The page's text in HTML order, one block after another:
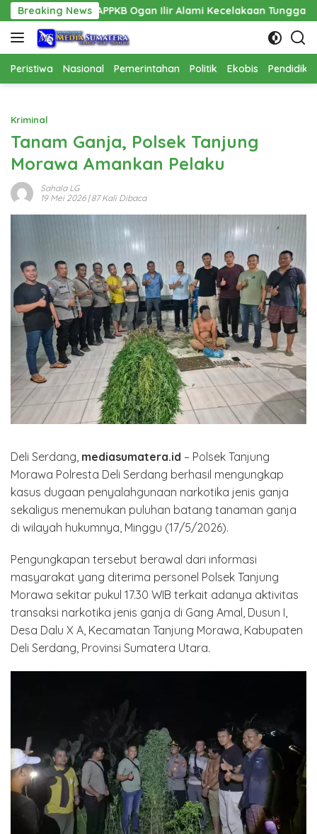
Langsung
ke
konten
Breaking News
Ogan Ilir Alami Kecelakaan Tunggal
Peristiwa Nasional Pemerintahan Politik Ekobis
Kriminal
Tanam Ganja, Polsek Tanjung
Morawa Amankan Pelaku
Sahala LG
19 Mei 2026| 87 Kali Dibaca
Deli Serdang, mediasumatera.id – Polsek Tanjung
Morawa Polresta Deli Serdang berhasil mengungkap
kasus dugaan penyalahgunaan narkotika jenis ganja
sekaligus menemukan puluhan batang tanaman ganja
di wilayah hukumnya, Minggu (17/5/2026).
Pengungkapan tersebut berawal dari informasi
masyarakat yang diterima personel Polsek Tanjung
Morawa sekitar pukul 17.30 WIB terkait adanya aktivitas
transaksi narkotika jenis ganja di Gang Amal, Dusun I,
Desa Dalu X A, Kecamatan Tanjung Morawa, Kabupaten
Deli Serdang, Provinsi Sumatera Utara.